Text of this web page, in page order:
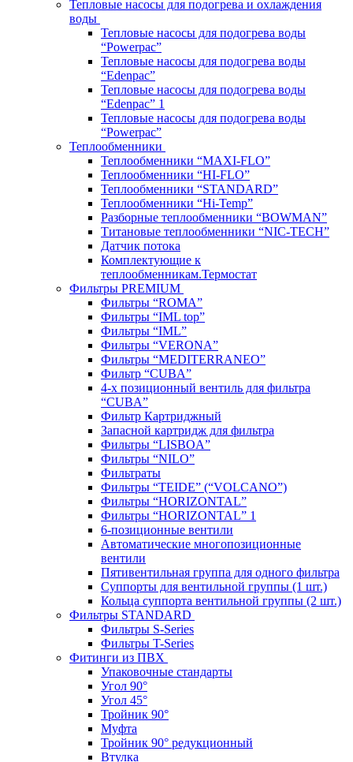
Тепловые насосы для подогрева и охлаждения
воды
Тепловые насосы для подогрева воды
“Powerpac”
Тепловые насосы для подогрева воды
“Edenpac”
Тепловые насосы для подогрева воды
“Edenpac” 1
Тепловые насосы для подогрева воды
“Powerpac”
Теплообменники
Теплообменники “MAXI-FLO”
Теплообменники “HI-FLO”
Теплообменники “STANDARD”
Теплообменники “Hi-Temp”
Разборные теплообменники “BOWMAN”
Титановые теплообменники “NIC-TECH”
Датчик потока
Комплектующие к
теплообменникам.Термостат
Фильтры PREMIUM
Фильтры “ROMA”
Фильтры “IML top”
Фильтры “IML”
Фильтры “VERONA”
Фильтры “MEDITERRANEO”
Фильтр “CUBA”
4-х позиционный вентиль для фильтра
“CUBA”
Фильтр Картриджный
Запасной картридж для фильтра
Фильтры “LISBOA”
Фильтры “NILO”
Фильтраты
Фильтры “TEIDE” (“VOLСANO”)
Фильтры “HORIZONTAL”
Фильтры “HORIZONTAL” 1
6-позиционные вентили
Автоматические многопозиционные
вентили
Пятивентильная группа для одного фильтра
Суппорты для вентильной группы (1 шт.)
Кольца суппорта вентильной группы (2 шт.)
Фильтры STANDARD
Фильтры S-Series
Фильтры T-Series
Фитинги из ПВХ
Упаковочные стандарты
Угол 90°
Угол 45°
Тройник 90°
Муфта
Тройник 90° редукционный
Втулка